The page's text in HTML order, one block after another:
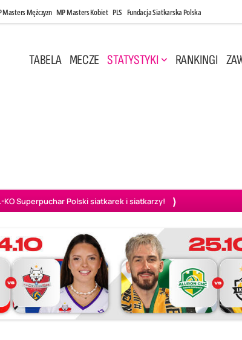
Masters Mężczyzn MP Masters Kobiet PLS Fundacja Siatkarska Polska
TABELA MECZE STATYSTYKI RANKINGI
Superpuchar Polski siatkarek i siatkarzy!